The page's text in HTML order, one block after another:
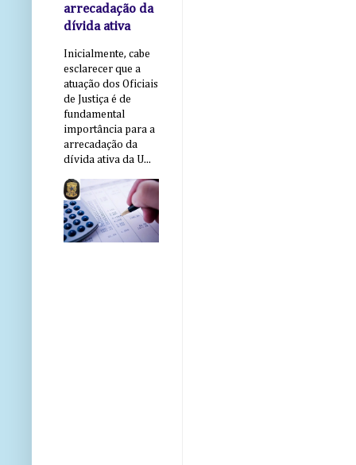
arrecadação da
dívida ativa
Inicialmente, cabe
esclarecer que a
atuação dos Oficiais
de Justiça é de
fundamental
importância para a
arrecadação da
dívida ativa da U...